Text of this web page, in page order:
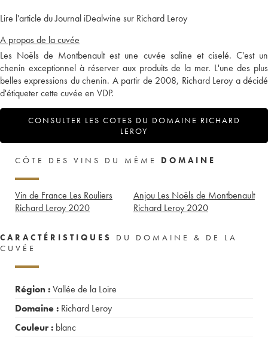
Lire l'article du Journal iDealwine sur Richard Leroy
A propos de la cuvée
Les Noëls de Montbenault est une cuvée saline et ciselé. C'est un
chenin exceptionnel à réserver aux produits de la mer. L'une des plus
belles expressions du chenin. A partir de 2008, Richard Leroy a décidé
d'étiqueter cette cuvée en VDP.
CONSULTER LES COTES DU DOMAINE RICHARD
LEROY
CÔTE DES VINS DU MÊME DOMAINE
Vin de France Les Rouliers
Richard Leroy 2020
Anjou Les Noëls de Montbenault
Richard Leroy 2020
CARACTÉRISTIQUES
DU DOMAINE & DE LA
CUVÉE
Région :Vallée de la Loire
Domaine : Richard Leroy
Couleur : blanc